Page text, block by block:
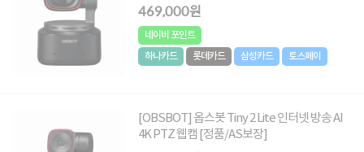
469,000원
네이버 포인트
하나카드
롯데카드 삼성카드 토스페이
[OBSBOT] 옵스봇 Tiny 2 Lite 인터넷 방송 AI
4K PTZ 웹캠 [정품/AS보장]